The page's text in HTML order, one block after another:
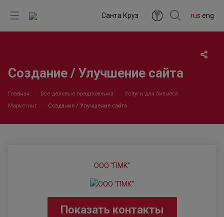
rus eng
Санта Круз
Создание / Улучшение сайта
Главная Все деловые предложения
Услуги для бизнеса
Маркетинг
Создание / Улучшение сайта
ООО "ПМК"
Показать контакты